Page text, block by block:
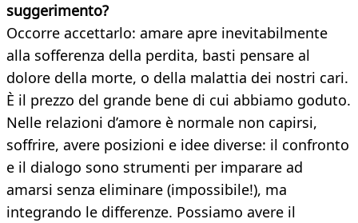
suggerimento?
Occorre accettarlo: amare apre inevitabilmente
alla sofferenza della perdita, basti pensare al
dolore della morte, o della malattia dei nostri cari.
È il prezzo del grande bene di cui abbiamo goduto.
Nelle relazioni d’amore è normale non capirsi,
soffrire, avere posizioni e idee diverse: il confronto
e il dialogo sono strumenti per imparare ad
amarsi senza eliminare (impossibile!), ma
integrando le differenze. Possiamo avere il